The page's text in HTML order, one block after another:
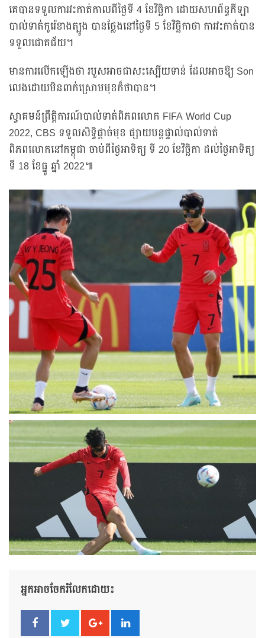
គេបានទទួលការវះកាត់កាលពីថ្ងៃទី 4 ខែវិច្ឆិកា ដោយសហព័ន្ធកីឡា
បាល់ទាត់កូរ៉េខាងត្បូង បានថ្លែងនៅថ្ងៃទី 5 ខែវិច្ឆិកាថា ការវះកាត់បាន
ទទួលជោគជ័យ។
មានការលើកឡើងថា របួសអាចជាសះស្បើយទាន់ ដែលអាចឱ្យ Son
លេងដោយមិនពាក់ស្រោមមុខក៏ថាបាន។
ស្វាគមន៍ព្រឹត្តិការណ៍បាល់ទាត់ពិភពលោក FIFA World Cup
2022, CBS ទទួលសិទ្ធិផ្ដាច់មុខ ផ្សាយបន្ដផ្ទាល់បាល់ទាត់
ពិភពលោកនៅកម្ពុជា ចាប់ពីថ្ងៃអាទិត្យ ទី 20 ខែវិច្ឆិកា ដល់ថ្ងៃអាទិត្យ
ទី 18 ខែធ្នូ ឆ្នាំ 2022៕
អ្នកអាចចែករំលែកដោយ៖